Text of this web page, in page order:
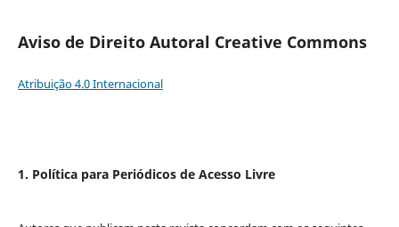
Aviso de Direito Autoral Creative Commons
Atribuição 4.0 Internacional
1. Política para Periódicos de Acesso Livre